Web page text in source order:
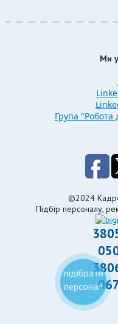
Ми
Група "Робота
©2024
Підбір персоналу,
підібрати
персонал